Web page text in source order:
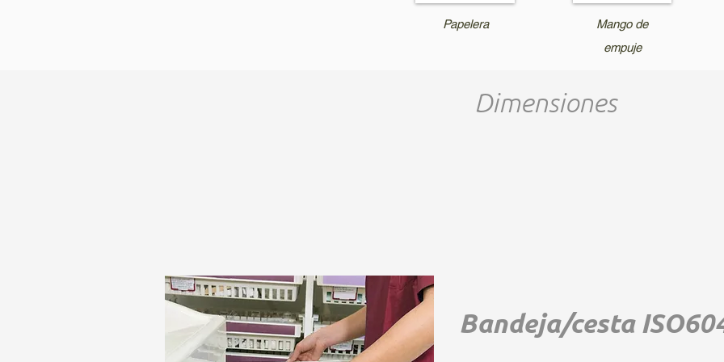
Papelera
Mango de
empuje
Dimensiones
Bandeja/cesta